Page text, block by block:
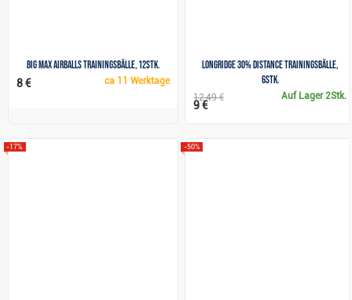
Big Max Airballs Trainingsbälle, 12Stk.
ca 11 Werktage
8 €
Longridge 30% Distance Trainingsbälle,
6Stk.
Auf Lager2Stk.
12,49 €
9 €
-17% -50%